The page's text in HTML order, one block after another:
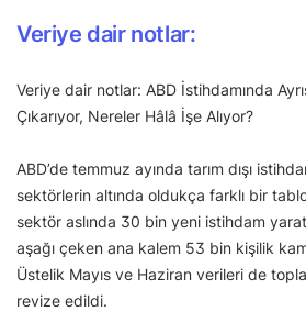
Veriye dair notlar:
Veriye dair notlar: ABD İstihdamında
Çıkarıyor, Nereler Hâlâ İşe Alıyor?
ABD’de temmuz ayında tarım dışı
sektörlerin altında oldukça farklı bir
sektör aslında 30 bin yeni istihdam
aşağı çeken ana kalem 53 bin kişilik
Üstelik Mayıs ve Haziran verileri de
revize edildi.